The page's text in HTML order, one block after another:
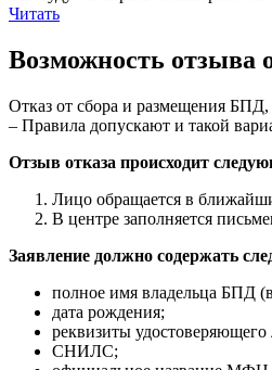
Читать
Возможность отзыва
Отказ от сбора и размещения
– Правила допускают и такой
Отзыв отказа происходит
Лицо обращается в
В центре заполняется
Заявление должно содержать
полное имя владельца БПД
дата рождения;
реквизиты удостоверяющего
СНИЛС;